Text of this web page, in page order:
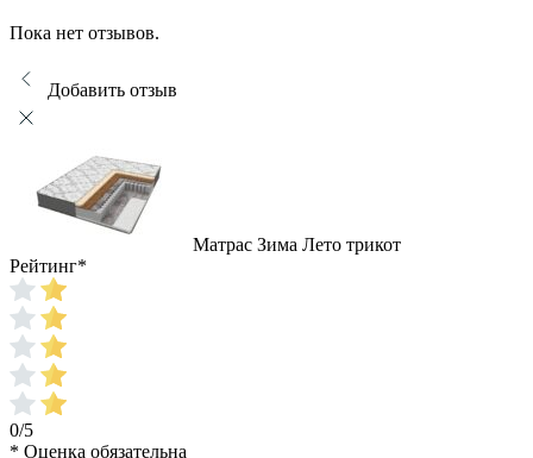
Пока нет отзывов.
Добавить отзыв
Матрас Зима Лето трикот
Рейтинг*
0/5
* Оценка обязательна